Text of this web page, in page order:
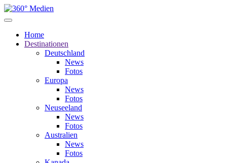
Home
Destinationen
Deutschland
News
Fotos
Europa
News
Fotos
Neuseeland
News
Fotos
Australien
News
Fotos